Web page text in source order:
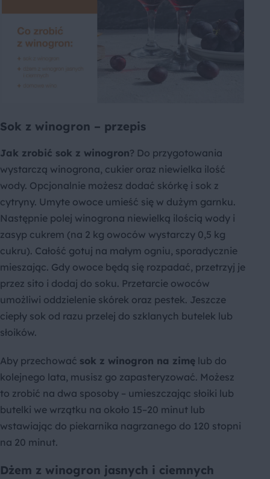
Sok z winogron – przepis
Jak zrobić sok z winogron? Do przygotowania
wystarczą winogrona, cukier oraz niewielka ilość
wody. Opcjonalnie możesz dodać skórkę i sok z
cytryny. Umyte owoce umieść się w dużym garnku.
Następnie polej winogrona niewielką ilością wody i
zasyp cukrem (na 2 kg owoców wystarczy 0,5 kg
cukru). Całość gotuj na małym ogniu, sporadycznie
mieszając. Gdy owoce będą się rozpadać, przetrzyj je
przez sito i dodaj do soku. Przetarcie owoców
umożliwi oddzielenie skórek oraz pestek. Jeszcze
ciepły sok od razu przelej do szklanych butelek lub
słoików.
Aby przechować sok z winogron na zimę lub do
kolejnego lata, musisz go zapasteryzować. Możesz
to zrobić na dwa sposoby – umieszczając słoiki lub
butelki we wrzątku na około 15–20 minut lub
wstawiając do piekarnika nagrzanego do 120 stopni
na 20 minut.
Dżem z winogron jasnych i ciemnych